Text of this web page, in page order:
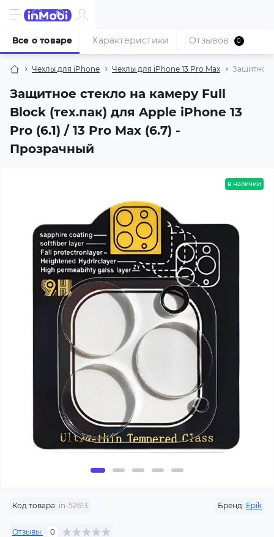
Чехлы для iPhone Чехлы для iPhone 13 Pro Max Защитное
Защитное стекло на камеру Full
Block (тех.пак) для Apple iPhone 13
Pro (6.1) / 13 Pro Max (6.7) -
Прозрачный
Все о товаре Характеристики Отзывов 0
в наличии
Код товара: in-52613 Бренд: Epik
Отзывы: 0